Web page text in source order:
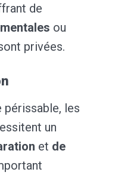
de
ou
privées.
périssable, les
un
et de